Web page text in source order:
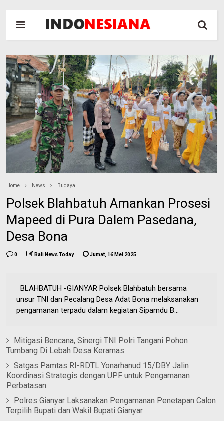
Home News Budaya
Polsek Blahbatuh Amankan Prosesi
Mapeed di Pura Dalem Pasedana,
Desa Bona
0 Bali News Today Jumat, 16 Mei 2025
BLAHBATUH -GIANYAR Polsek Blahbatuh bersama
unsur TNI dan Pecalang Desa Adat Bona melaksanakan
pengamanan terpadu dalam kegiatan Sipamdu B...
Mitigasi Bencana, Sinergi TNI Polri Tangani Pohon
Tumbang Di Lebah Desa Keramas
Satgas Pamtas RI-RDTL Yonarhanud 15/DBY Jalin
Koordinasi Strategis dengan UPF untuk Pengamanan
Perbatasan
Polres Gianyar Laksanakan Pengamanan Penetapan Calon
Terpilih Bupati dan Wakil Bupati Gianyar